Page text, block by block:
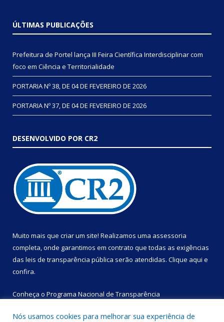
ÚLTIMAS PUBLICAÇÕES
Prefeitura de Portel lança III Feira Científica Interdisciplinar com
foco em Ciência e Territorialidade
PORTARIA Nº 38, DE 04 DE FEVEREIRO DE 2026
PORTARIA Nº 37, DE 04 DE FEVEREIRO DE 2026
DESENVOLVIDO POR CR2
Muito mais que criar um site! Realizamos uma assessoria
completa, onde garantimos em contrato que todas as exigências
das leis de transparência pública serão atendidas. Clique aqui e
confira.
Conheça o Programa Nacional de Transparência
Nós usamos cookies para melhorar sua experiência de